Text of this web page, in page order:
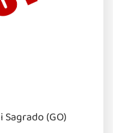
(GO)